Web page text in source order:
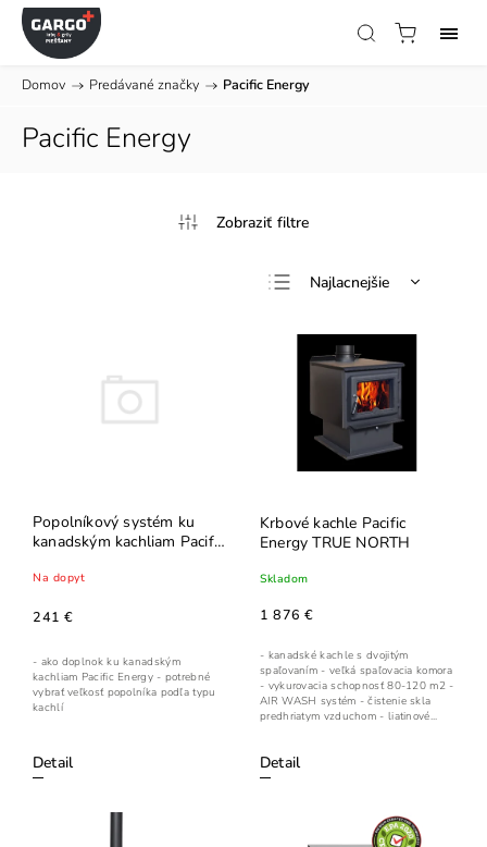
Domov / Predávané značky / Pacific Energy
Pacific Energy
Najlacnejšie
Najpredávanejšie
Abecedne
Popolníkový systém ku
kanadským kachliam Pacific
Na dopyt
241 €
Detail
- ako doplnok ku kanadským
kachliam Pacific Energy - potrebné
vybrať veľkosť popolníka podľa typu
kachlí
Krbové kachle Pacific
Energy TRUE NORTH
Skladom
1 876 €
Detail
- kanadské kachle s dvojitým
spaľovaním - veľká spaľovacia komora
- vykurovacia schopnosť 80-120 m2 -
AIR WASH systém - čistenie skla
predhriatym vzduchom - liatinové...